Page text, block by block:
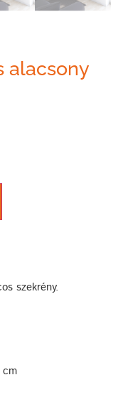
alacsony
szekrény.
cm